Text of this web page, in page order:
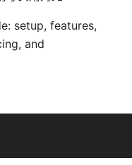
setup, features,
and